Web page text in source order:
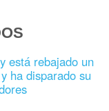
está rebajado un
ha disparado su